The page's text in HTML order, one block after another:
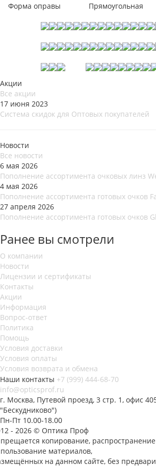
Форма оправы
Прямоугольная
Акции
Все акции
17 июня 2023
Система скидок для Оптовых покупателей
Новости
Все новости
6 мая 2026
Пополнение ассортимента очковых линз
4 мая 2026
Пополнение ассортимента готовых очков
27 апреля 2026
Пополнение ассортимента готовых очков
Ранее вы смотрели
О компании
Новости
Лицензии и сертификаты
Контакты
Акции
Информация
Вопрос-ответ
Политика
Помощь
Условия доставки
Условия оплаты
Условия возврата и обмена
Наши контакты +7 (999) 444-68-70
info@opticsprof.ru
г. Москва, Путевой проезд, 3 стр. 1, офис
"Бескудниково")
Пн-Пт 10.00-18.00
- 2026 © Оптика Проф
копирование,
материалов,
на данном сайте, без